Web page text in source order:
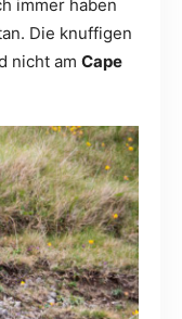
immer haben
Die knuffigen
nicht am Cape